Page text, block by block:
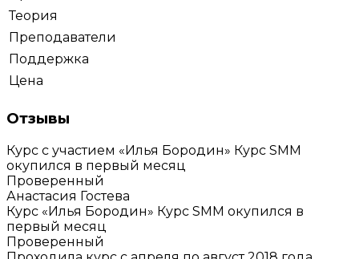
Теория
Преподаватели
Поддержка
Цена
Отзывы
Курс с участием «Илья Бородин» Курс SMM
окупился в первый месяц
Проверенный
Анастасия Гостева
Курс «Илья Бородин» Курс SMM окупился в
первый месяц
Проверенный